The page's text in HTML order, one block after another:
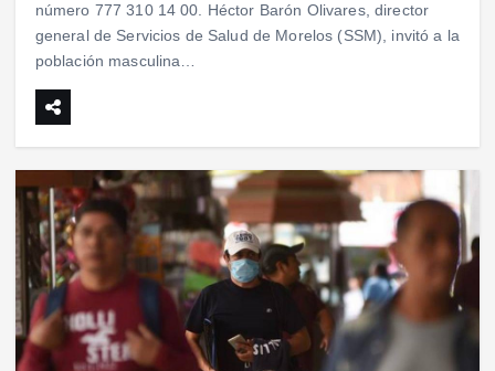
número 777 310 14 00. Héctor Barón Olivares, director
general de Servicios de Salud de Morelos (SSM), invitó a la
población masculina…